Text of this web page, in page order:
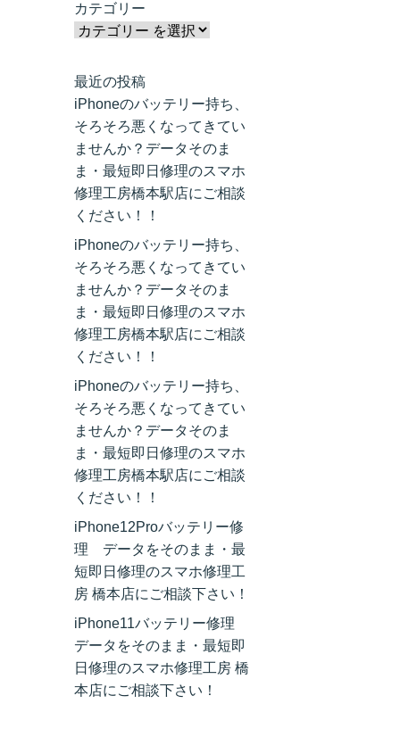
カテゴリー
最近の投稿
iPhoneのバッテリー持ち、
そろそろ悪くなってきてい
ませんか？データそのま
ま・最短即日修理のスマホ
修理工房橋本駅店にご相談
ください！！
iPhoneのバッテリー持ち、
そろそろ悪くなってきてい
ませんか？データそのま
ま・最短即日修理のスマホ
修理工房橋本駅店にご相談
ください！！
iPhoneのバッテリー持ち、
そろそろ悪くなってきてい
ませんか？データそのま
ま・最短即日修理のスマホ
修理工房橋本駅店にご相談
ください！！
iPhone12Proバッテリー修
理 データをそのまま・最
短即日修理のスマホ修理工
房 橋本店にご相談下さい！
iPhone11バッテリー修理
データをそのまま・最短即
日修理のスマホ修理工房 橋
本店にご相談下さい！